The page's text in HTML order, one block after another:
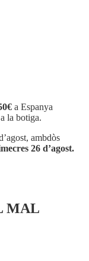
a Espanya
la botiga.
ambdòs
26 d’agost.
MAL